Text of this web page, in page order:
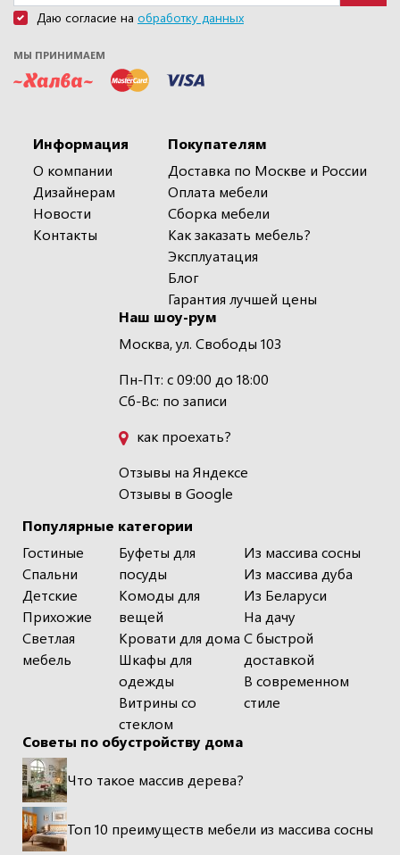
Даю согласие на обработку данных
МЫ ПРИНИМАЕМ
Информация
О компании
Дизайнерам
Новости
Контакты
Популярные категории
Гостиные
Спальни
Детские
Прихожие
Светлая
мебель
Буфеты для
посуды
Комоды для
вещей
Кровати для дома
Шкафы для
одежды
Витрины со
стеклом
Из массива сосны
Из массива дуба
Из Беларуси
На дачу
С быстрой
доставкой
В современном
стиле
Покупателям
Доставка по Москве и России
Оплата мебели
Сборка мебели
Как заказать мебель?
Эксплуатация
Блог
Гарантия лучшей цены
Наш шоу-рум
Москва, ул. Свободы 103
Пн-Пт: с 09:00 до 18:00
Сб-Вс: по записи
как проехать?
Отзывы на Яндексе
Отзывы в Google
Советы по обустройству дома
Что такое массив дерева?
Топ 10 преимуществ мебели из массива сосны